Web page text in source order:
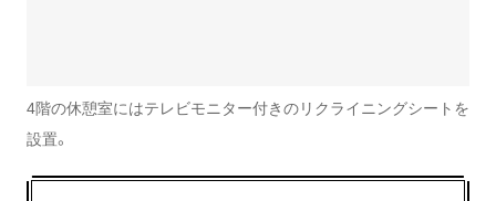
4階の休憩室にはテレビモニター付きのリクライニングシートを
設置。